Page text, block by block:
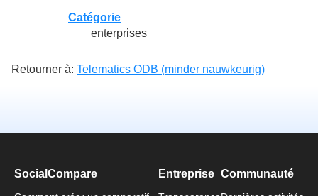
Catégorie
enterprises
Retourner à: Telematics ODB (minder nauwkeurig)
SocialCompare Entreprise Communauté